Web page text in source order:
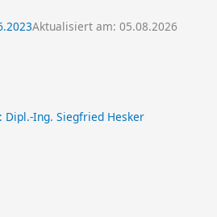
Aktualisiert am: 05.08.2026
Dipl.-Ing. Siegfried Hesker